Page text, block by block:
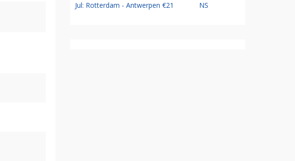
Jul: Rotterdam - Antwerpen €21 NS